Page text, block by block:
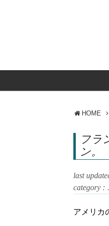
HOME
フラ
ン。
last
category :
アメリカ